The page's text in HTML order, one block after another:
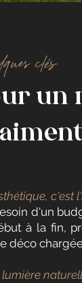
clés
un
c'est
d'un
à la fin,
déco
lumière